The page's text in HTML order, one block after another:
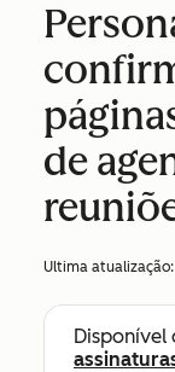
de
Ultima atualização:
Disponível